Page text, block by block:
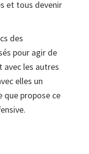
et tous devenir
des
pour agir de
les autres
elles un
que propose ce